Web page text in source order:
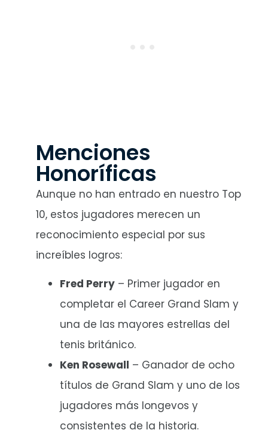
Menciones
Honoríficas
Aunque no han entrado en nuestro Top
10, estos jugadores merecen un
reconocimiento especial por sus
increíbles logros:
Fred Perry – Primer jugador en
completar el Career Grand Slam y
una de las mayores estrellas del
tenis británico.
Ken Rosewall – Ganador de ocho
títulos de Grand Slam y uno de los
jugadores más longevos y
consistentes de la historia.